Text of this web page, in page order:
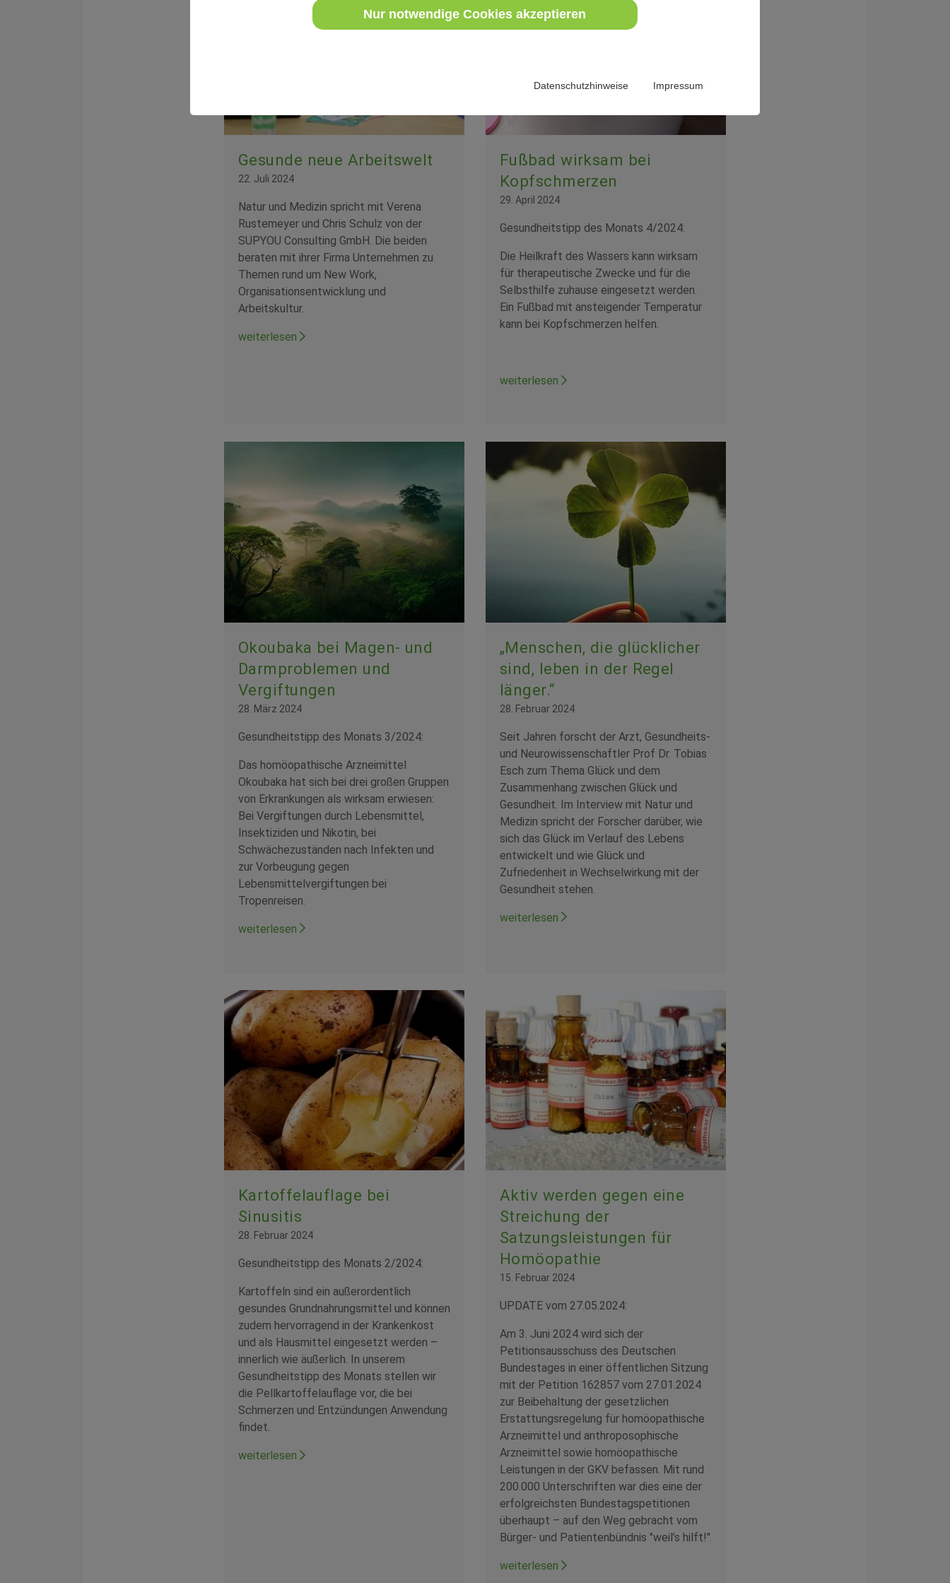
Nur notwendige Cookies akzeptieren
Datenschutzhinweise Impressum
Gesunde neue Arbeitswelt
22. Juli 2024
Natur und Medizin spricht mit Verena
Rustemeyer und Chris Schulz von der
SUPYOU Consulting GmbH. Die beiden
beraten mit ihrer Firma Unternehmen zu
Themen rund um New Work,
Organisationsentwicklung und
Arbeitskultur.
weiterlesen
Fußbad wirksam bei
Kopfschmerzen
29. April 2024
Gesundheitstipp des Monats 4/2024:
Die Heilkraft des Wassers kann wirksam
für therapeutische Zwecke und für die
Selbsthilfe zuhause eingesetzt werden.
Ein Fußbad mit ansteigender Temperatur
kann bei Kopfschmerzen helfen.
weiterlesen
Okoubaka bei Magen- und
Darmproblemen und
Vergiftungen
28. März 2024
Gesundheitstipp des Monats 3/2024:
Das homöopathische Arzneimittel
Okoubaka hat sich bei drei großen Gruppen
von Erkrankungen als wirksam erwiesen:
Bei Vergiftungen durch Lebensmittel,
Insektiziden und Nikotin, bei
Schwächezuständen nach Infekten und
zur Vorbeugung gegen
Lebensmittelvergiftungen bei
Tropenreisen.
weiterlesen
„Menschen, die glücklicher
sind, leben in der Regel
länger.“
28. Februar 2024
Seit Jahren forscht der Arzt, Gesundheits-
und Neurowissenschaftler Prof Dr. Tobias
Esch zum Thema Glück und dem
Zusammenhang zwischen Glück und
Gesundheit. Im Interview mit Natur und
Medizin spricht der Forscher darüber, wie
sich das Glück im Verlauf des Lebens
entwickelt und wie Glück und
Zufriedenheit in Wechselwirkung mit der
Gesundheit stehen.
weiterlesen
Kartoffelauflage bei
Sinusitis
28. Februar 2024
Gesundheitstipp des Monats 2/2024:
Kartoffeln sind ein außerordentlich
gesundes Grundnahrungsmittel und können
zudem hervorragend in der Krankenkost
und als Hausmittel eingesetzt werden –
innerlich wie äußerlich. In unserem
Gesundheitstipp des Monats stellen wir
die Pellkartoffelauflage vor, die bei
Schmerzen und Entzündungen Anwendung
findet.
weiterlesen
Aktiv werden gegen eine
Streichung der
Satzungsleistungen für
Homöopathie
15. Februar 2024
UPDATE vom 27.05.2024:
Am 3. Juni 2024 wird sich der
Petitionsausschuss des Deutschen
Bundestages in einer öffentlichen Sitzung
mit der Petition 162857 vom 27.01.2024
zur Beibehaltung der gesetzlichen
Erstattungsregelung für homöopathische
Arzneimittel und anthroposophische
Arzneimittel sowie homöopathische
Leistungen in der GKV befassen. Mit rund
200.000 Unterschriften war dies eine der
erfolgreichsten Bundestagspetitionen
überhaupt – auf den Weg gebracht vom
Bürger- und Patientenbündnis "weil’s hilft!"
weiterlesen